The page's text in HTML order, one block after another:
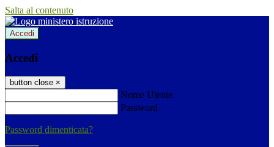
Salta al contenuto
Accedi
Accedi
button close ×
Nome Utente
Password
Password dimenticata?